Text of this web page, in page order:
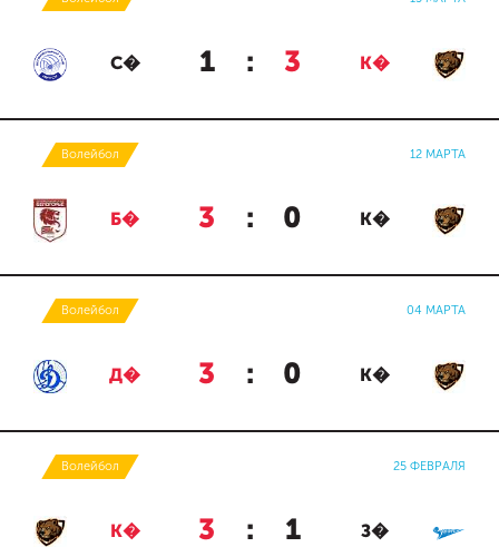
С� 1 : 3 К�
Волейбол 12 МАРТА
Б� 3 : 0 К�
Волейбол 04 МАРТА
Д� 3 : 0 К�
Волейбол 25 ФЕВРАЛЯ
К� 3 : 1 З�